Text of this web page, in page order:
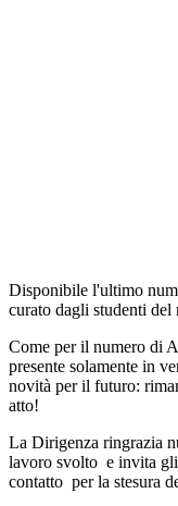
Disponibile l'ultimo
curato dagli studenti del
Come per il numero di
presente solamente in
novità per il futuro:
atto!
La Dirigenza ringrazia
lavoro svolto e invita gli
contatto per la stesura